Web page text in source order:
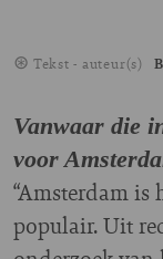
Tekst - auteur(s)
Vanwaar die
voor
“Amsterdam is
populair. Uit